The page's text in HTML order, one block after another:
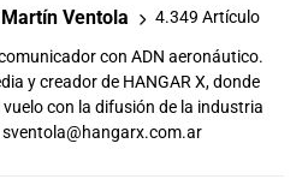
Ventola 4.349 Artículo
con ADN aeronáutico.
y creador de HANGAR X, donde
con la difusión de la industria
sventola@hangarx.com.ar